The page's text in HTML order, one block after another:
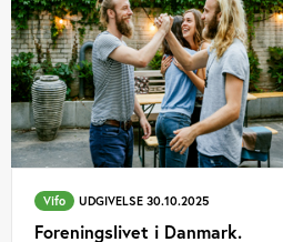
Vifo UDGIVELSE 30.10.2025
Foreningslivet i Danmark.